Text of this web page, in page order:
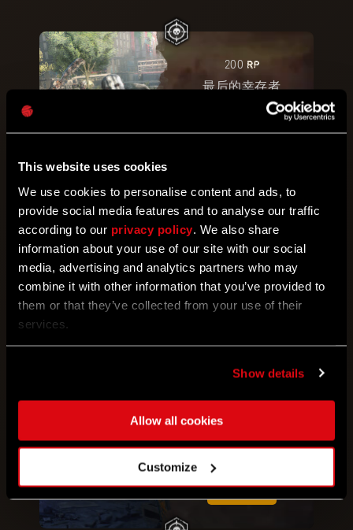
This website uses cookies
We use cookies to personalise content and ads, to
provide social media features and to analyse our traffic
according to our privacy policy . We also share
information about your use of our site with our social
media, advertising and analytics partners who may
combine it with other information that you’ve provided to
them or that they’ve collected from your use of their
services.
Show details
Allow all cookies
Customize
200 RP
最后的幸存者
个叛军。
300 RP
猎鹰
在坠落时用特殊攻击伤害
30 个敌人。
RP
精英空降兵
使用滑翔伞或在空中行进
3000米。
开启